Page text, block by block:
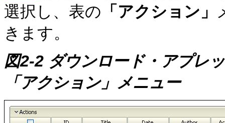
選択し、表の 「アクション」
きます。
図2-2 ダウンロード・アプレ
「アクション」メニュー